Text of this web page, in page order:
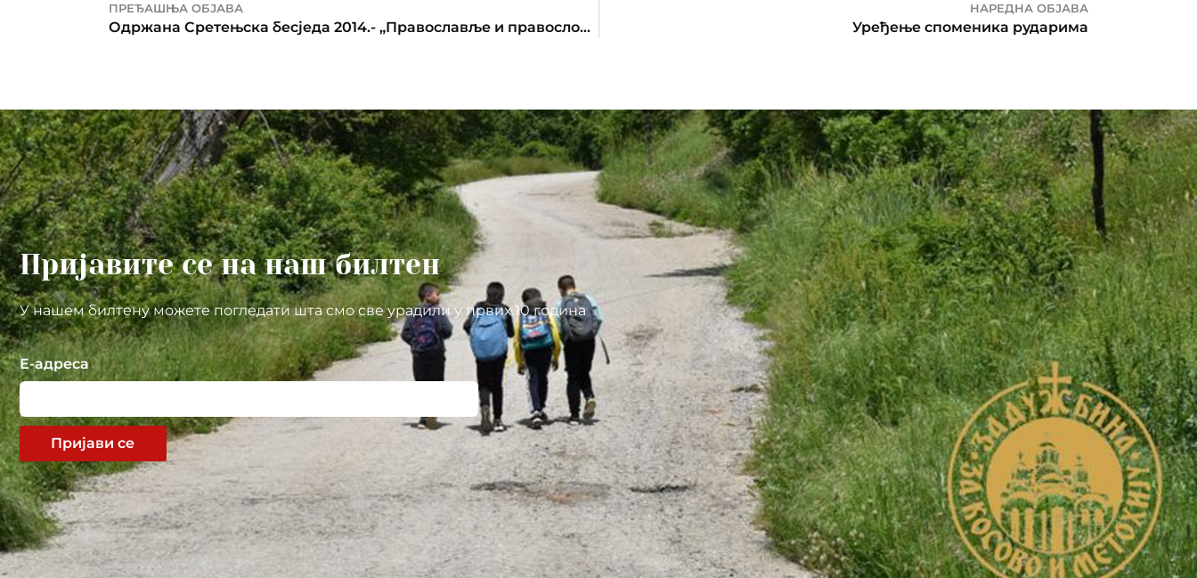
ПРЕЂАШЊА ОБЈАВА
Одржана Сретењска бесједа 2014.- „Православље и правословље“
НАРЕДНА ОБЈАВА
Уређење споменика рударима
Пријавите се на наш билтен
У нашем билтену можете погледати шта смо све урадили у првих 10 година
Е-адреса
Пријави се